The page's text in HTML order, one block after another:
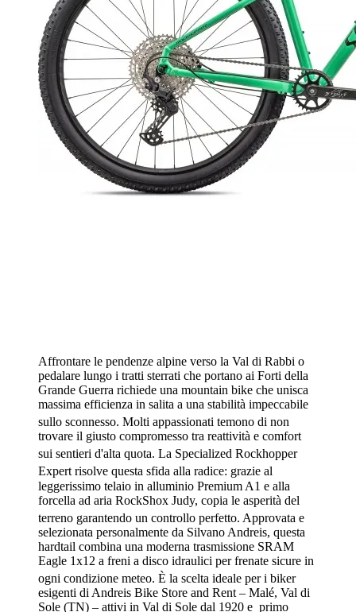
Affrontare le pendenze alpine verso la Val di Rabbi o
pedalare lungo i tratti sterrati che portano ai Forti della
Grande Guerra richiede una mountain bike che unisca
massima efficienza in salita a una stabilità impeccabile
sullo sconnesso. Molti appassionati temono di non
trovare il giusto compromesso tra reattività e comfort
sui sentieri d'alta quota. La Specialized Rockhopper
Expert risolve questa sfida alla radice: grazie al
leggerissimo telaio in alluminio Premium A1 e alla
forcella ad aria RockShox Judy, copia le asperità del
terreno garantendo un controllo perfetto. Approvata e
selezionata personalmente da Silvano Andreis, questa
hardtail combina una moderna trasmissione SRAM
Eagle 1x12 a freni a disco idraulici per frenate sicure in
ogni condizione meteo. È la scelta ideale per i biker
esigenti di Andreis Bike Store and Rent – Malé, Val di
Sole (TN) – attivi in Val di Sole dal 1920 e primo